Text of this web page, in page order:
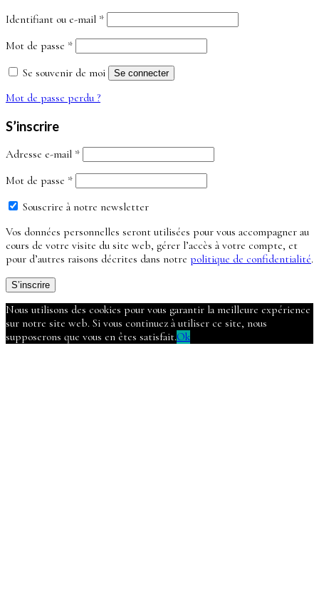
Identifiant ou e-mail *Obligatoire
Mot de passe *Obligatoire
Se souvenir de moi Se connecter
Mot de passe perdu ?
S’inscrire
Adresse e-mail *Obligatoire
Mot de passe *Obligatoire
Souscrire à notre newsletter
Vos données personnelles seront utilisées pour vous accompagner au
cours de votre visite du site web, gérer l’accès à votre compte, et
pour d’autres raisons décrites dans notre politique de confidentialité.
S’inscrire
Nous utilisons des cookies pour vous garantir la meilleure expérience
sur notre site web. Si vous continuez à utiliser ce site, nous
supposerons que vous en êtes satisfait.Ok